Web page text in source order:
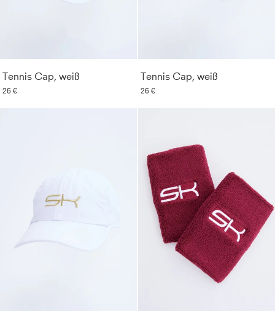
Tennis Cap, weiß
26 €
Tennis Cap, weiß
26 €